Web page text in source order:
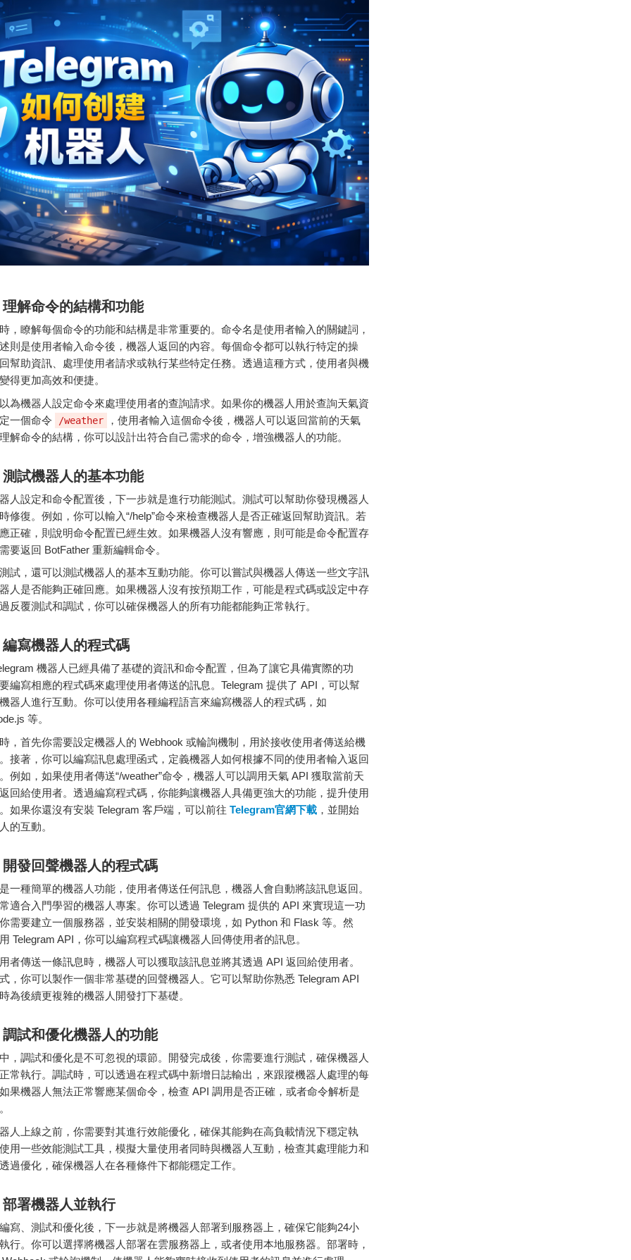
理解命令的結構和功能
時， 瞭解每個命令的功能和結構是非常重要的。 命令名是使用者輸入的關鍵詞，
則 是使用者輸入命令後， 機器人返回的內容。 每個命令都可以執行特定的操
幫助資訊、 處理使用者請求或執行某些特定任務。 透過這種方式， 使用者與機
變得更加高效和便捷。
為機器 人設定命令來處理使用者的查詢請求。 如果你的機器 人 用於查詢天氣資
一個命令 /weather ， 使用者輸入這個命令後， 機器 人可以返回當前的天氣
理解命令的結構， 你可以設計出符合自己需求的命令， 增強機器 人的功能。
測試機器人的基本功能
人設定和命令配置後， 下一步就是進行功能測試。 測試可以幫助你發現機器 人
修復。 例如， 你可以輸入“/help”命令來檢查機器 人 是否正確返回幫助資訊。 若
正確， 則 說明命令配置已經生效。 如果機器 人沒有響應， 則 可能是命令配置存
需要返回 BotFather 重新編輯命令。
測試， 還可以測試機器人的基本互動功能。 你可以嘗試與機器人傳送一些文字訊
人是否能夠正確回應。 如果機器人沒有按預期工作， 可能是程式碼或設定中存
反覆測試和調試， 你可以確保機器人的所有功能都能夠正常執行。
編寫機器人的程式碼
機器人已經具備了基礎的資訊和命令配置， 但為了讓它具備實際的功
編寫相應的程式碼來處理使用者傳送的訊息。 Telegram 提供了 API， 可以幫
機器人進行互動。 你可以使用各種編程語言來編寫機器人的程式碼， 如
js 等。
時， 首先你需要設定機器 人的 Webhook 或輪詢機制， 用於接收使用者傳送給機
接著， 你可以編寫訊息處理函式， 定義機器 人如何根據不同的使用者輸入返回
例如， 如果使用者傳送“/weather”命令， 機器 人可以調用天氣 API 獲取當前天
返回給使用者。 透過編寫程式碼， 你能夠讓機器 人具備更強大的功能， 提升使用
如果你還沒有安裝 Telegram 客戶端， 可以前往 Telegram官網下載 ， 並開始
人的互動。
開發回聲機器人的程式碼
是一種簡單的機器 人功能， 使用者傳送任何訊息， 機器 人會自動將該訊息返回。
適合 入門學習的機器 人專案。 你可以透過 Telegram 提供的 API 來實現這一功
你需要建立一個服務器， 並安裝相關的開發環境， 如 Python 和 Flask 等。 然
用 Telegram API， 你可以編寫程式碼讓機器 人 回傳使用者的訊息。
者傳送一條訊息時， 機器人可以獲取該訊息並將其透過 API 返回給使用者。
， 你可以製作一個非常基礎的回聲機器人。 它可以幫助你熟悉 Telegram API
為後續更複雜的機器人開發打下基礎。
調試和優化機器人的功能
中， 調試和優化是不可忽視的環節。 開發完成後， 你需要進行測試， 確保機器人
正常執行。 調試時， 可以透過在程式碼中新增日誌輸出， 來跟蹤機器人處理的每
如果機器人無法正常響應某個命令， 檢查 API 調用是否正確， 或者命令解析是
人 上線之前， 你需要對其進行效能優化， 確保其能夠在高負載情況下穩定執
使用一些效能測試工具， 模擬大量使用者同時與機器 人互動， 檢查其處理能力和
透過優化， 確保機器 人在各種條件下都能穩定工作。
部署機器人並執行
編寫、 測試和優化後， 下一步就是將機器 人部署到 服務器 上， 確保它能夠24小
執行。 你可以選擇將機器 人部署在雲服務器 上， 或者使用本地服務器。 部署時，